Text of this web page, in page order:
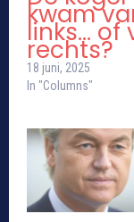
kwam
links… of
rechts?
18 juni, 2025
In "Columns"